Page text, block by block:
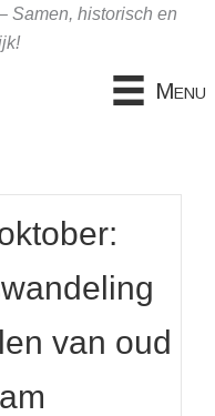
Samen, historisch en
Menu
van oud